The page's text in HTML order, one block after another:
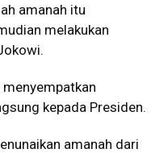
amanah itu
melakukan
menyempatkan
kepada Presiden.
amanah dari